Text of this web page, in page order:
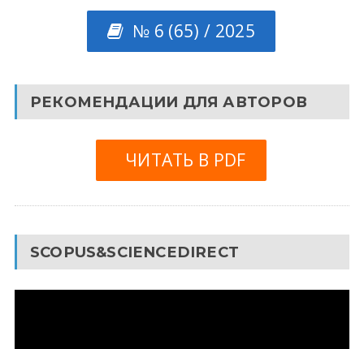
№ 6 (65) / 2025
РЕКОМЕНДАЦИИ ДЛЯ АВТОРОВ
ЧИТАТЬ В PDF
SCOPUS&SCIENCEDIRECT